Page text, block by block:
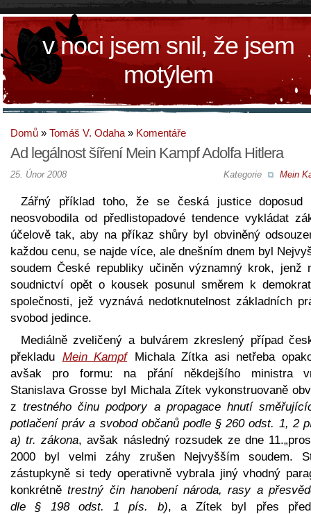
v noci jsem snil, že jsem
motýlem
Domů » Tomáš V. Odaha » Komentáře
Ad legálnost šíření Mein Kampf Adolfa Hitlera
Kategorie Mein
25. Únor 2008
Zářný příklad toho, že se česká justice doposud
neosvobodila od předlistopadové tendence vykládat
účelově tak, aby na příkaz shůry byl obviněný
každou cenu, se najde více, ale dnešním dnem byl
soudem České republiky učiněn významný krok, jenž
soudnictví opět o kousek posunul směrem k
společnosti, jež vyznává nedotknutelnost základních
svobod jedince.
Mediálně zveličený a bulvárem zkreslený případ
překladu Mein Kampf Michala Zítka asi netřeba
avšak pro formu: na přání někdejšího ministra
Stanislava Grosse byl Michala Zítek vykonstruovaně
ztrestného činu podpory a propagace hnutí
potlačení práv a svobod občanů podle § 260 odst. 1, 2
a) tr. zákona, avšak následný rozsudek ze dne
2000 byl velmi záhy zrušen Nejvyšším soudem.
zástupkyně si tedy operativně vybrala jiný vhodný
konkrétnětrestný čin hanobení národa, rasy a
dle § 198 odst. 1 pís. b), a Zítek byl přes